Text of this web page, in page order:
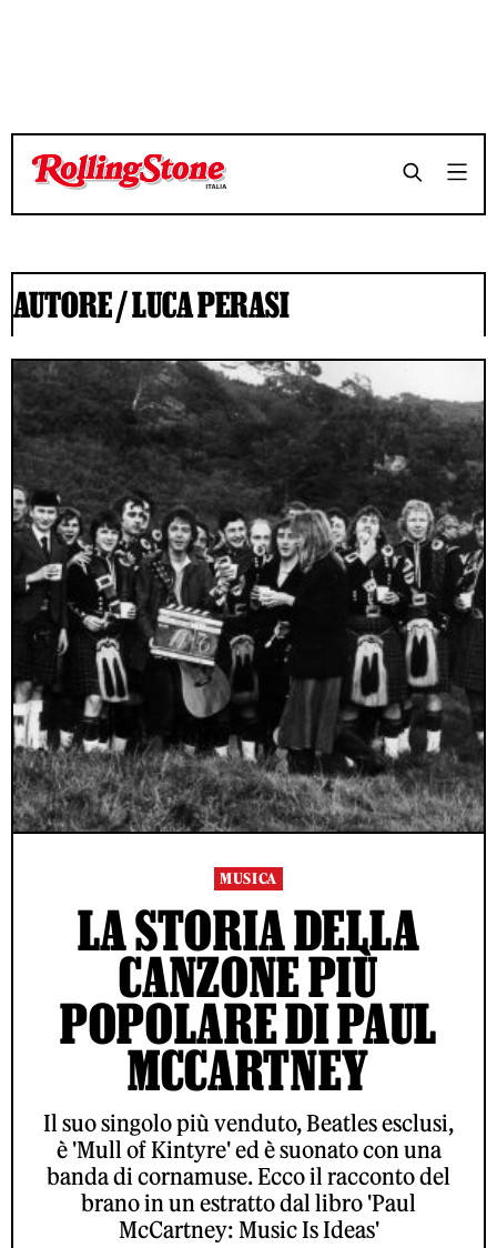
AUTORE /LUCA PERASI
MUSICA
LA STORIA DELLA
CANZONE PIÙ
POPOLARE DI PAUL
MCCARTNEY
Il suo singolo più venduto, Beatles esclusi,
è 'Mull of Kintyre' ed è suonato con una
banda di cornamuse. Ecco il racconto del
brano in un estratto dal libro 'Paul
McCartney: Music Is Ideas'